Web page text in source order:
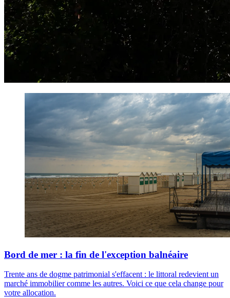
Bord de mer : la fin de l'exception balnéaire
Trente ans de dogme patrimonial s'effacent : le littoral redevient un
marché immobilier comme les autres. Voici ce que cela change pour
votre allocation.